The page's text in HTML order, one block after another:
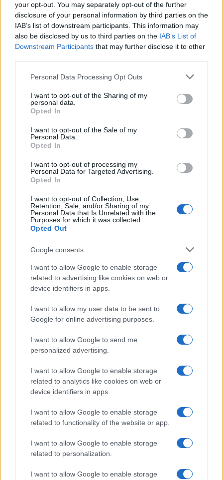
your opt-out. You may separately opt-out of the further
disclosure of your personal information by third parties on the
IAB’s list of downstream participants. This information may
also be disclosed by us to third parties on the IAB’s List of
Downstream Participants that may further disclose it to other
Please note that this website/app uses one or more Google
not limited to your visit or usage behaviour. You may click to
grant or deny consent to Google and its third-party tags to
use your data for below specified purposes in below Google
consent section.
Personal Data Processing Opt Outs
I want to opt-out of the Sharing of my
personal data.
Opted In
I want to opt-out of the Sale of my
Personal Data.
Opted In
I want to opt-out of processing my
Personal Data for Targeted Advertising.
Opted In
I want to opt-out of Collection, Use,
Retention, Sale, and/or Sharing of my
Personal Data that Is Unrelated with the
Purposes for which it was collected.
Opted Out
Google consents
I want to allow Google to enable storage
related to advertising like cookies on web or
device identifiers in apps.
I want to allow my user data to be sent to
Google for online advertising purposes.
I want to allow Google to send me
personalized advertising.
I want to allow Google to enable storage
related to analytics like cookies on web or
device identifiers in apps.
I want to allow Google to enable storage
related to functionality of the website or app.
I want to allow Google to enable storage
related to personalization.
I want to allow Google to enable storage
AUTOMOVIL
Los coches más buscados
Las 100 mujeres que están transformando
la industria automotriz en 2025
Un vistazo a las mujeres que marcan la…
AUTOMOVIL